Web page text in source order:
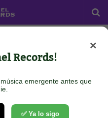
Tentación
×
Records!
emergente antes que
✅ Ya lo sigo